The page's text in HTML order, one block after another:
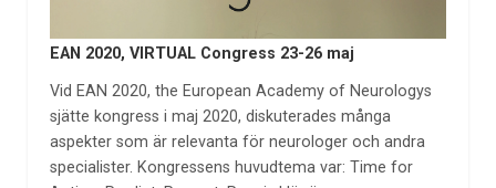
EAN 2020, VIRTUAL Congress 23-26 maj
Vid EAN 2020, the European Academy of Neurologys
sjätte kongress i maj 2020, diskuterades många
aspekter som är relevanta för neurologer och andra
specialister. Kongressens huvudtema var: Time for